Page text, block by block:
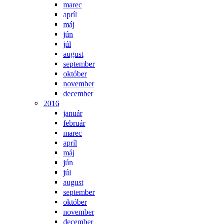
marec
apríl
máj
jún
júl
august
september
október
november
december
2016
január
február
marec
apríl
máj
jún
júl
august
september
október
november
december